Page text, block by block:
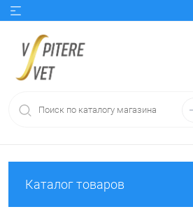
Каталог товаров